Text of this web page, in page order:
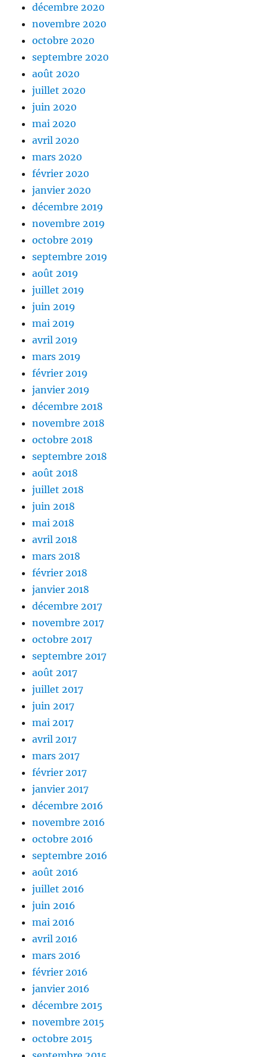
décembre 2020
novembre 2020
octobre 2020
septembre 2020
août 2020
juillet 2020
juin 2020
mai 2020
avril 2020
mars 2020
février 2020
janvier 2020
décembre 2019
novembre 2019
octobre 2019
septembre 2019
août 2019
juillet 2019
juin 2019
mai 2019
avril 2019
mars 2019
février 2019
janvier 2019
décembre 2018
novembre 2018
octobre 2018
septembre 2018
août 2018
juillet 2018
juin 2018
mai 2018
avril 2018
mars 2018
février 2018
janvier 2018
décembre 2017
novembre 2017
octobre 2017
septembre 2017
août 2017
juillet 2017
juin 2017
mai 2017
avril 2017
mars 2017
février 2017
janvier 2017
décembre 2016
novembre 2016
octobre 2016
septembre 2016
août 2016
juillet 2016
juin 2016
mai 2016
avril 2016
mars 2016
février 2016
janvier 2016
décembre 2015
novembre 2015
octobre 2015